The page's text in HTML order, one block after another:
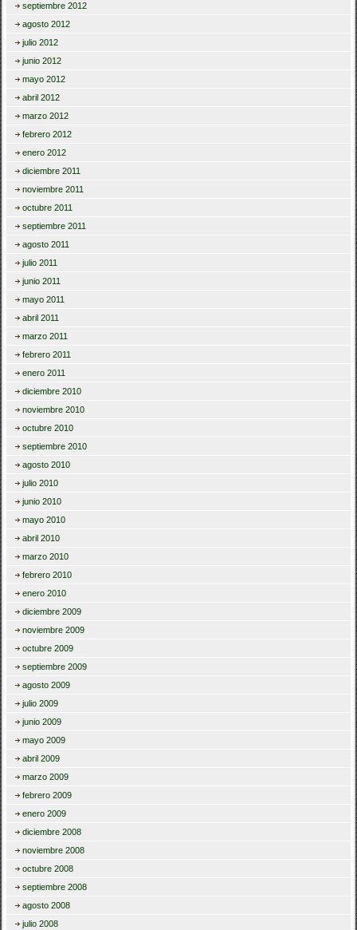
septiembre 2012
agosto 2012
julio 2012
junio 2012
mayo 2012
abril 2012
marzo 2012
febrero 2012
enero 2012
diciembre 2011
noviembre 2011
octubre 2011
septiembre 2011
agosto 2011
julio 2011
junio 2011
mayo 2011
abril 2011
marzo 2011
febrero 2011
enero 2011
diciembre 2010
noviembre 2010
octubre 2010
septiembre 2010
agosto 2010
julio 2010
junio 2010
mayo 2010
abril 2010
marzo 2010
febrero 2010
enero 2010
diciembre 2009
noviembre 2009
octubre 2009
septiembre 2009
agosto 2009
julio 2009
junio 2009
mayo 2009
abril 2009
marzo 2009
febrero 2009
enero 2009
diciembre 2008
noviembre 2008
octubre 2008
septiembre 2008
agosto 2008
julio 2008